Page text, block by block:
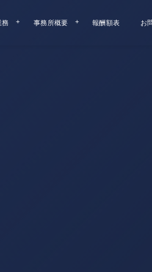
務 事務所概要 報酬額表 お